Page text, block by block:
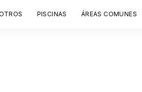
PISCINAS ÁREAS COMUNES